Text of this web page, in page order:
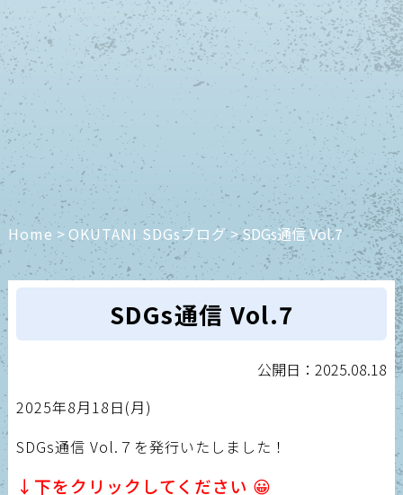
Home > OKUTANI SDGsブログ>SDGs通信 Vol.7
SDGs通信 Vol.7
公開日：2025.08.18
2025年8月18日(月)
SDGs通信 Vol.７を発行いたしました！
↓下をクリックしてください 😀